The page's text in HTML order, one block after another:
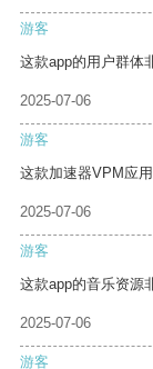
游客
这款app的用户群体
2025-07-06
游客
这款加速器VPM应
2025-07-06
游客
这款app的音乐资源
2025-07-06
游客